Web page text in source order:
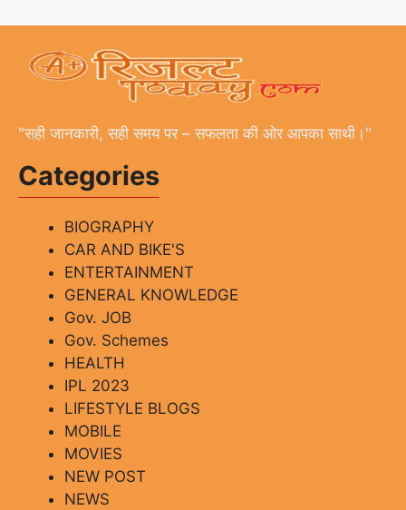
"सही जानकारी, सही समय पर – सफलता की ओर आपका साथी।"
Categories
BIOGRAPHY
CAR AND BIKE'S
ENTERTAINMENT
GENERAL KNOWLEDGE
Gov. JOB
Gov. Schemes
HEALTH
IPL 2023
LIFESTYLE BLOGS
MOBILE
MOVIES
NEW POST
NEWS